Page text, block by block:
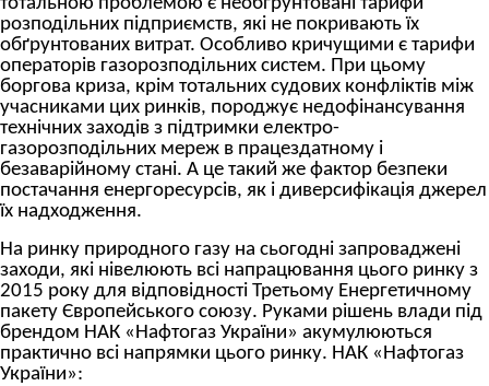
розподільних підприємств, які не покривають їх
обґрунтованих витрат. Особливо кричущими є тарифи
операторів газорозподільних систем. При цьому
боргова криза, крім тотальних судових конфліктів між
учасниками цих ринків, породжує недофінансування
технічних заходів з підтримки електро-
газорозподільних мереж в працездатному і
безаварійному стані. А це такий же фактор безпеки
постачання енергоресурсів, як і диверсифікація джерел
їх надходження.
На ринку природного газу на сьогодні запроваджені
заходи, які нівелюють всі напрацювання цього ринку з
2015 року для відповідності Третьому Енергетичному
пакету Європейського союзу. Руками рішень влади під
брендом НАК «Нафтогаз України» акумулюються
практично всі напрямки цього ринку. НАК «Нафтогаз
України»: